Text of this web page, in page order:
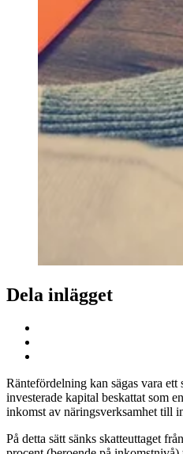
Dela inlägget
Räntefördelning kan sägas vara ett
investerade kapital beskattat som
inkomst av näringsverksamhet till
På detta sätt sänks skatteuttaget